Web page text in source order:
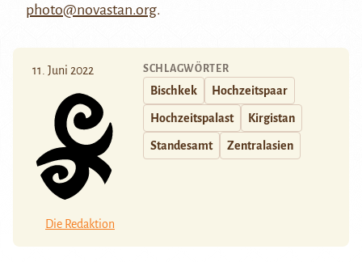
photo@novastan.org.
11. Juni 2022
Die Redaktion
SCHLAGWÖRTER
Bischkek Hochzeitspaar
Hochzeitspalast Kirgistan
Standesamt Zentralasien